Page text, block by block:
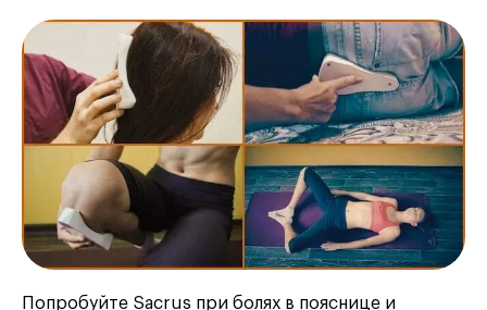
Попробуйте Sacrus при болях в пояснице и